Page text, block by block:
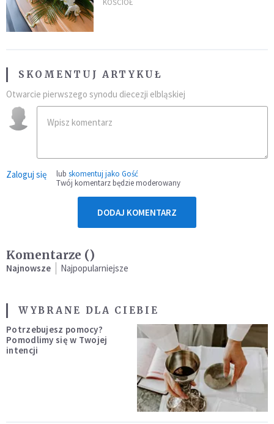
uroczystością. Powodem była
KOŚCIÓŁ
SKOMENTUJ ARTYKUŁ
Otwarcie pierwszego synodu diecezji elbląskiej
Zaloguj się lub skomentuj jako Gość
Twój komentarz będzie moderowany
DODAJ KOMENTARZ
Komentarze ()
Najnowsze Najpopularniejsze
WYBRANE DLA CIEBIE
Potrzebujesz pomocy?
Pomodlimy się w Twojej
intencji